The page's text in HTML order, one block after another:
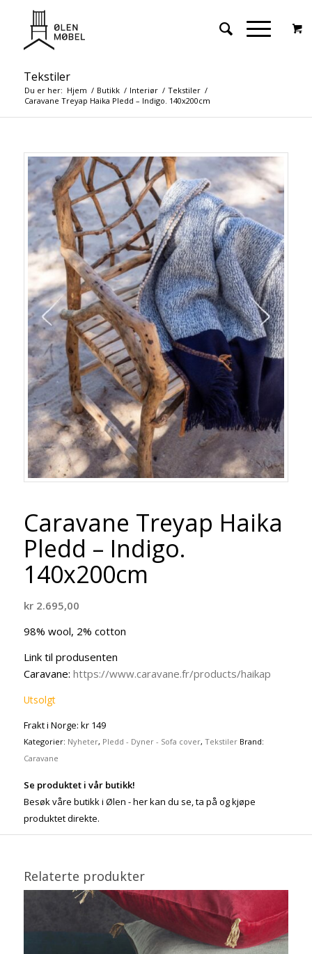
Tekstiler
Du er her: Hjem / Butikk / Interiør / Tekstiler /
Caravane Treyap Haika Pledd – Indigo. 140x200cm
Caravane Treyap Haika
Pledd – Indigo.
140x200cm
kr2.695,00
98% wool, 2% cotton
Link til produsenten
Caravane: https://www.caravane.fr/products/haikap
Utsolgt
Frakt i Norge: kr 149
Kategorier: Nyheter, Pledd - Dyner - Sofa cover, Tekstiler Brand:
Caravane
Se produktet i vår butikk!
Besøk våre butikk i Ølen - her kan du se, ta på og kjøpe
produktet direkte.
Relaterte produkter